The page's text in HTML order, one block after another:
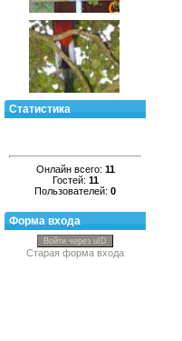
Статистика
Онлайн всего: 11
Гостей: 11
Пользователей: 0
Форма входа
Войти через uID
Старая форма входа